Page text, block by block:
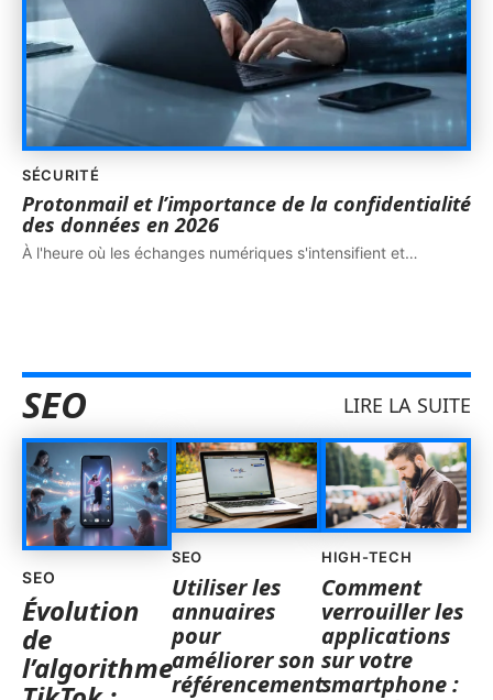
SÉCURITÉ
Protonmail et l’importance de la confidentialité
des données en 2026
À l'heure où les échanges numériques s'intensifient et…
SEO LIRE LA SUITE
SEO
Évolution
de
l’algorithme
SEO
Utiliser les
annuaires
pour
améliorer son
référencement
HIGH-TECH
Comment
verrouiller les
applications
sur votre
smartphone :